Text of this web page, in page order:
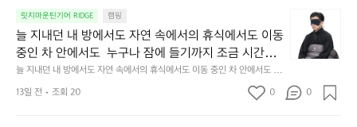
릿지마운틴기어 RIDGE 캠핑
늘 지내던 내 방에서도 자연 속에서의 휴식에서도 이동
중인 차 안에서도  누구나 잠에 들기까지 조금 시간이
걸리는 순간이 있습니다.  그럴 때는 차분하게 눈을 가
려보세요. 마치 암막 커튼을 조용히 내리듯이.  Polarte
c® Wind Pro™의 온기가 눈가를 포근히 감싸줍니다.
늘 지내던 내 방에서도 자연 속에서의 휴식에서도 이동 중인 차 안에서도  누
구나 잠에 들기까지 조금 시간이 걸리는 순간이 있습니다.  그럴 때는 차분하
게 눈을 가려보세요. 마치 암막 커튼을 조용히 내리듯이.  Polartec® Wind
내
던
방
13일 전 조회 20 0 0